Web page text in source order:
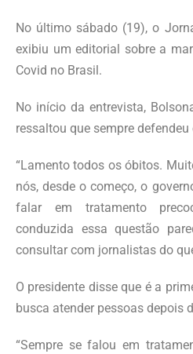
No último sábado (19), o
exibiu um editorial sobre a
Covid no Brasil.
No início da entrevista,
ressaltou que sempre
“Lamento todos os óbitos.
nós, desde o começo, o
falar em tratamento
conduzida essa questão
consultar com jornalistas do
O presidente disse que é a
busca atender pessoas depois
“Sempre se falou em